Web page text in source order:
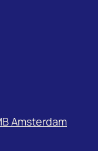
Amsterdam